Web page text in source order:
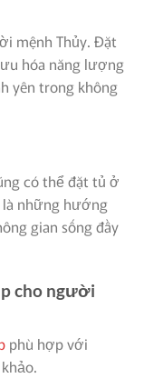
mệnh Thủy. Đặt
hóa năng lượng
yên trong không
có thể đặt tủ ở
những hướng
gian sống đầy
cho người
phù hợp với